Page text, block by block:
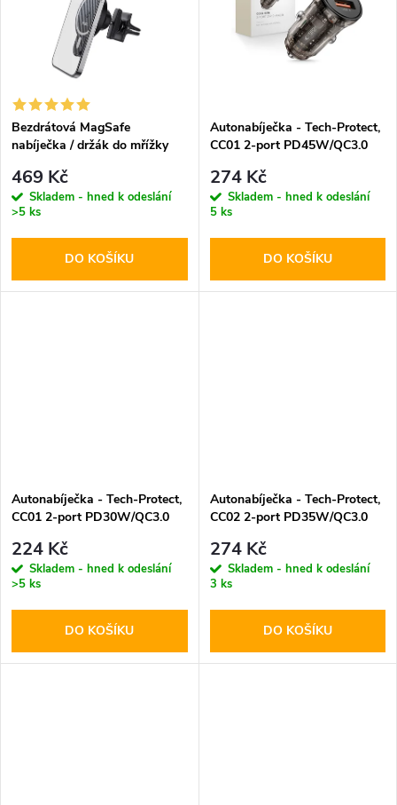
ů
Bezdrátová MagSafe
nabíječka / držák do mřížky
Ultrafast
469 Kč
Skladem - hned k odeslání
>5 ks
DO KOŠÍKU
Autonabíječka - Tech-Protect,
CC01 2-port PD45W/QC3.0
274 Kč
Skladem - hned k odeslání
5 ks
DO KOŠÍKU
Autonabíječka - Tech-Protect,
CC01 2-port PD30W/QC3.0
224 Kč
Skladem - hned k odeslání
>5 ks
DO KOŠÍKU
Autonabíječka - Tech-Protect,
CC02 2-port PD35W/QC3.0
274 Kč
Skladem - hned k odeslání
3 ks
DO KOŠÍKU